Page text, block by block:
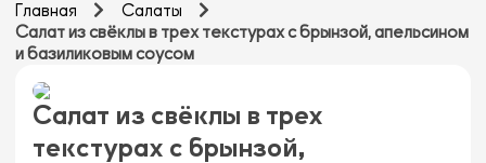
Главная
Салаты
Салат из свёклы в трех текстурах с брынзой, апельсином
и базиликовым соусом
Салат из свёклы в трех
текстурах с брынзой,